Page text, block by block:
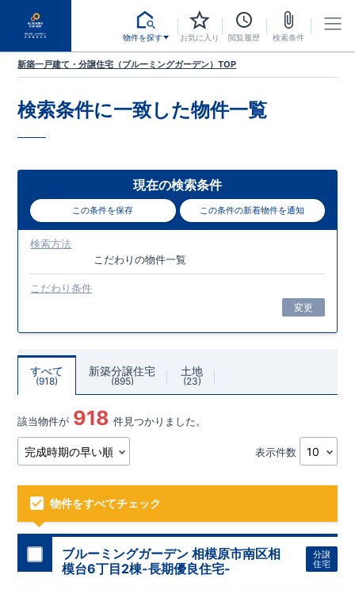
物件を探す お気に入り 閲覧履歴 検索条件
新築一戸建て・分譲住宅（ブルーミングガーデン）TOP
検索条件に一致した物件一覧
現在の検索条件
この条件を保存 この条件の新着物件を通知
検索方法
こだわりの物件一覧
こだわり条件
変更
すべて
918
新築分譲住宅
895
土地
23
該当物件が 918 件見つかりました。
表示件数
物件をすべてチェック
ブルーミングガーデン 相模原市南区相
模台6丁目2棟-長期優良住宅-
分譲
住宅